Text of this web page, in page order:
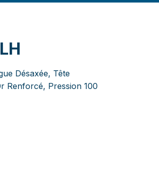
Désaxée, Tête
Renforcé, Pression 100